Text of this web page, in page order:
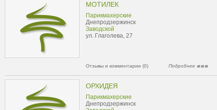
МОТИЛЕК
Парикмахерские
Днепродзержинск
Заводской
ул. Глаголева, 27
Отзывы и комментарии (0) Подробнее
ОРХИДЕЯ
Парикмахерские
Днепродзержинск